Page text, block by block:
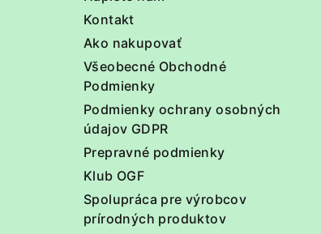
Kontakt
Ako nakupovať
Všeobecné Obchodné
Podmienky
Podmienky ochrany osobných
údajov GDPR
Prepravné podmienky
Klub OGF
Spolupráca pre výrobcov
prírodných produktov